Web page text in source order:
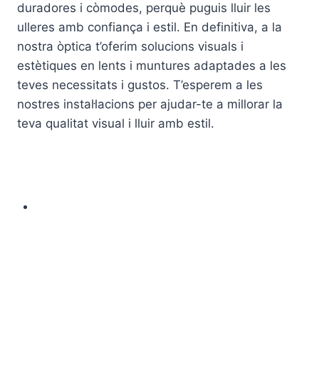
duradores i còmodes, perquè puguis lluir les
ulleres amb confiança i estil. En definitiva, a la
nostra òptica t’oferim solucions visuals i
estètiques en lents i muntures adaptades a les
teves necessitats i gustos. T’esperem a les
nostres instal·lacions per ajudar-te a millorar la
teva qualitat visual i lluir amb estil.